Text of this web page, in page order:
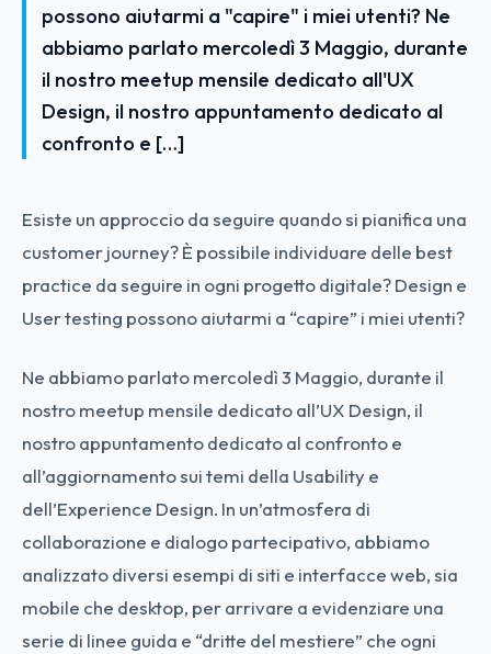
possono aiutarmi a "capire" i miei utenti? Ne
abbiamo parlato mercoledì 3 Maggio, durante
il nostro meetup mensile dedicato all'UX
Design, il nostro appuntamento dedicato al
confronto e […]
Esiste un approccio da seguire quando si pianifica una
customer journey? È possibile individuare delle best
practice da seguire in ogni progetto digitale? Design e
User testing possono aiutarmi a “capire” i miei utenti?
Ne abbiamo parlato mercoledì 3 Maggio, durante il
nostro meetup mensile dedicato all’UX Design, il
nostro appuntamento dedicato al confronto e
all’aggiornamento sui temi della Usability e
dell’Experience Design. In un’atmosfera di
collaborazione e dialogo partecipativo, abbiamo
analizzato diversi esempi di siti e interfacce web, sia
mobile che desktop, per arrivare a evidenziare una
serie di linee guida e “dritte del mestiere” che ogni